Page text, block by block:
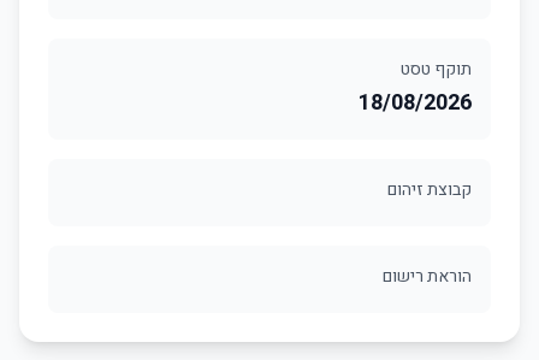
תוקף טסט
18/08/2026
קבוצת זיהום
הוראת רישום